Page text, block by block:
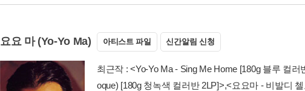
요요 마 (Yo-Yo Ma) 아티스트 파일 신간알림 신청
최근작 :<Yo-Yo Ma - Sing Me Home [180g 블루 컬러
oque) [180g 청녹색 컬러반 2LP]>,<요요마 - 비발디